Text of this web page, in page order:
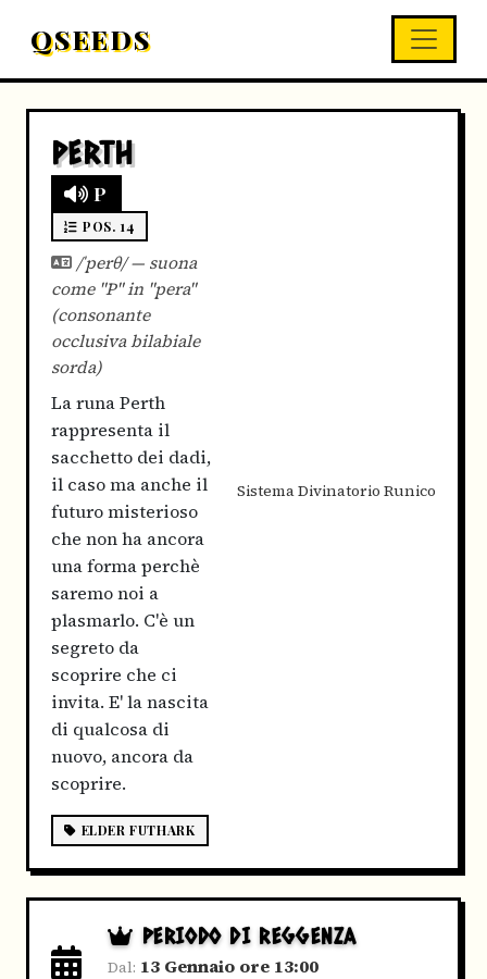
QSEEDS
PERTH
P
POS. 14
/ˈperθ/ — suona
come "P" in "pera"
(consonante
occlusiva bilabiale
sorda)
La runa Perth
rappresenta il
sacchetto dei dadi,
il caso ma anche il
futuro misterioso
che non ha ancora
una forma perchè
saremo noi a
plasmarlo. C'è un
segreto da
scoprire che ci
invita. E' la nascita
di qualcosa di
nuovo, ancora da
scoprire.
ELDER FUTHARK
Sistema Divinatorio Runico
PERIODO DI REGGENZA
Dal: 13 Gennaio ore 13:00